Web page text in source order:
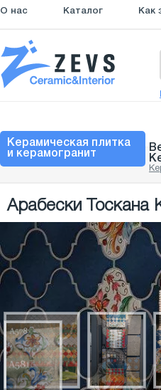
О нас Каталог Как
Керамическая плитка
и керамогранит
Арабески Тоскана